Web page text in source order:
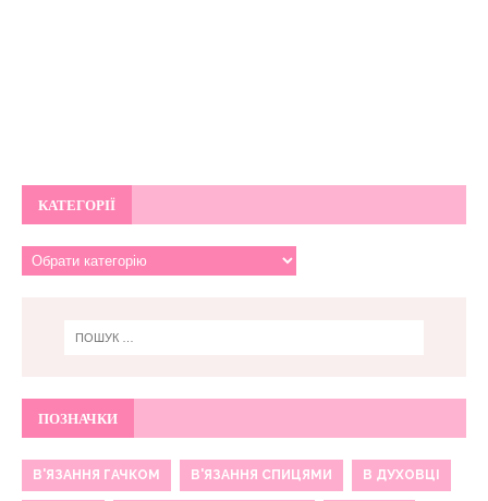
КАТЕГОРІЇ
ПОЗНАЧКИ
В'ЯЗАННЯ ГАЧКОМ В'ЯЗАННЯ СПИЦЯМИ В ДУХОВЦІ